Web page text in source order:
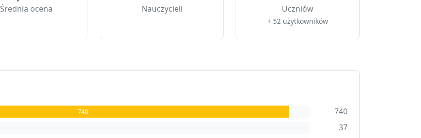
Średnia ocena Nauczycieli Uczniów
+ 52 użytkowników
740
740
37